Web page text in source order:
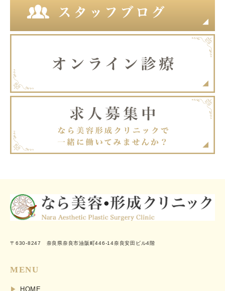
〒630-8247 奈良県奈良市油阪町446-14奈良安田ビル4階
MENU
HOME